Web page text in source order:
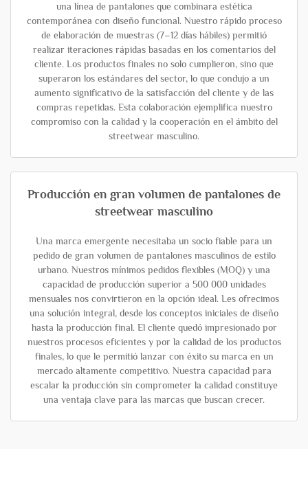
una línea de pantalones que combinara estética
contemporánea con diseño funcional. Nuestro rápido proceso
de elaboración de muestras (7–12 días hábiles) permitió
realizar iteraciones rápidas basadas en los comentarios del
cliente. Los productos finales no solo cumplieron, sino que
superaron los estándares del sector, lo que condujo a un
aumento significativo de la satisfacción del cliente y de las
compras repetidas. Esta colaboración ejemplifica nuestro
compromiso con la calidad y la cooperación en el ámbito del
streetwear masculino.
Producción en gran volumen de pantalones de
streetwear masculino
Una marca emergente necesitaba un socio fiable para un
pedido de gran volumen de pantalones masculinos de estilo
urbano. Nuestros mínimos pedidos flexibles (MOQ) y una
capacidad de producción superior a 500 000 unidades
mensuales nos convirtieron en la opción ideal. Les ofrecimos
una solución integral, desde los conceptos iniciales de diseño
hasta la producción final. El cliente quedó impresionado por
nuestros procesos eficientes y por la calidad de los productos
finales, lo que le permitió lanzar con éxito su marca en un
mercado altamente competitivo. Nuestra capacidad para
escalar la producción sin comprometer la calidad constituye
una ventaja clave para las marcas que buscan crecer.